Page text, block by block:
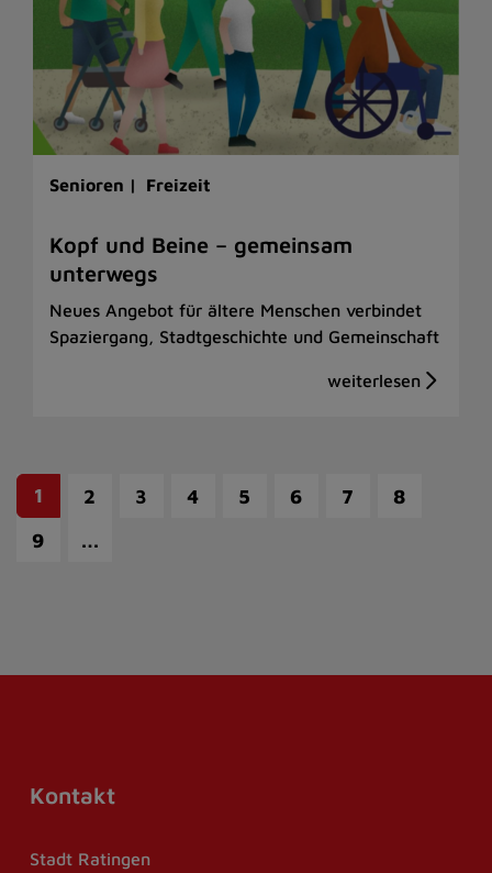
Senioren | Freizeit
Kopf und Beine – gemeinsam
unterwegs
Neues Angebot für ältere Menschen verbindet
Spaziergang, Stadtgeschichte und Gemeinschaft
1 2 3 4 5 6 7
8
9
…
Kontakt
Stadt Ratingen